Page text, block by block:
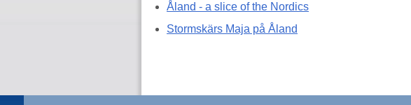
Åland - a slice of the Nordics
Stormskärs Maja på Åland